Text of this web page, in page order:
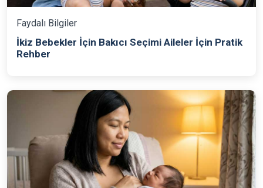
Faydalı Bilgiler
İkiz Bebekler İçin Bakıcı Seçimi Aileler İçin Pratik
Rehber